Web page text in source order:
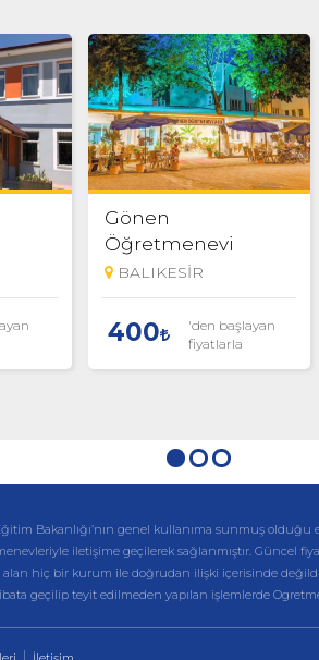
Gönen
Öğretmenevi
BALIKESİR
400
'den başlayan
fiyatlarla
Bakanlığı’nın genel kullanıma sunmuş
iletişime geçilerek sağlanmıştır. Güncel
hiç bir kurum ile doğrudan ilişki içerisinde
geçilip teyit edilmeden yapılan işlemlerde